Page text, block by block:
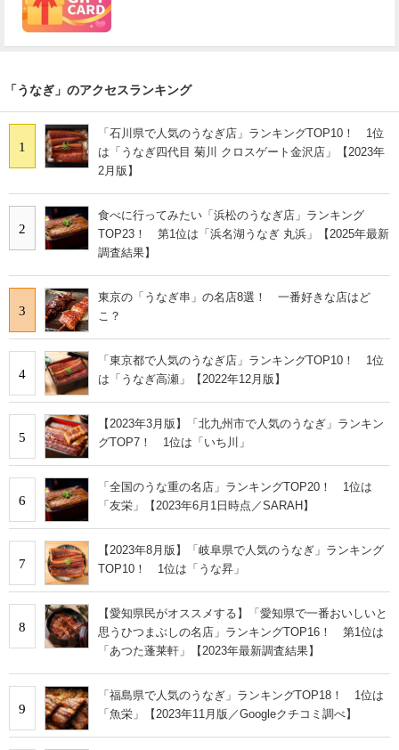
「うなぎ」のアクセスランキング
1
「石川県で人気のうなぎ店」ランキングTOP10！ 1位
は「うなぎ四代目 菊川 クロスゲート金沢店」【2023年
2月版】
2
食べに行ってみたい「浜松のうなぎ店」ランキング
TOP23！ 第1位は「浜名湖うなぎ 丸浜」【2025年最新
調査結果】
3
東京の「うなぎ串」の名店8選！ 一番好きな店はど
こ？
4
「東京都で人気のうなぎ店」ランキングTOP10！ 1位
は「うなぎ高瀬」【2022年12月版】
5
【2023年3月版】「北九州市で人気のうなぎ」ランキン
グTOP7！ 1位は「いち川」
6
「全国のうな重の名店」ランキングTOP20！ 1位は
「友栄」【2023年6月1日時点／SARAH】
7
【2023年8月版】「岐阜県で人気のうなぎ」ランキング
TOP10！ 1位は「うな昇」
8
【愛知県民がオススメする】「愛知県で一番おいしいと
思うひつまぶしの名店」ランキングTOP16！ 第1位は
「あつた蓬莱軒」【2023年最新調査結果】
9
「福島県で人気のうなぎ」ランキングTOP18！ 1位は
「魚栄」【2023年11月版／Googleクチコミ調べ】